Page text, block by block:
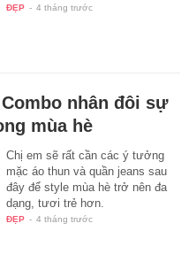
ĐẸP - 4 tháng trước
nhân đôi sự
mùa hè
Chị em sẽ rất cần các ý tưởng
mặc áo thun và quần jeans sau
đây để style mùa hè trở nên đa
dạng, tươi trẻ hơn.
ĐẸP - 4 tháng trước